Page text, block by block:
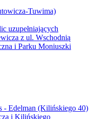
Tuwima)
uzupełniających
z ul. Wschodnią
i Parku Moniuszki
- Edelman (Kilińskiego 40)
i Kilińskiego